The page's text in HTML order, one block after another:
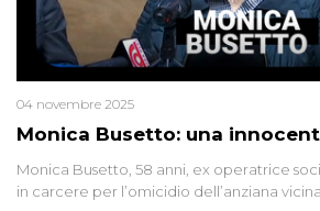
Monica Busetto: una
04 novembre 2025
Monica Busetto, 58 anni, ex operatrice
in carcere per l’omicidio dell’anziana